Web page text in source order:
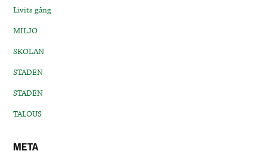
Livits gång
MILJÖ
SKOLAN
STADEN
STADEN
TALOUS
META